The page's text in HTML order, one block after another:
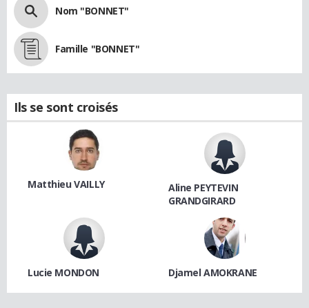
Nom "BONNET"
Famille "BONNET"
Ils se sont croisés
Matthieu VAILLY
Aline PEYTEVIN
GRANDGIRARD
Lucie MONDON Djamel AMOKRANE